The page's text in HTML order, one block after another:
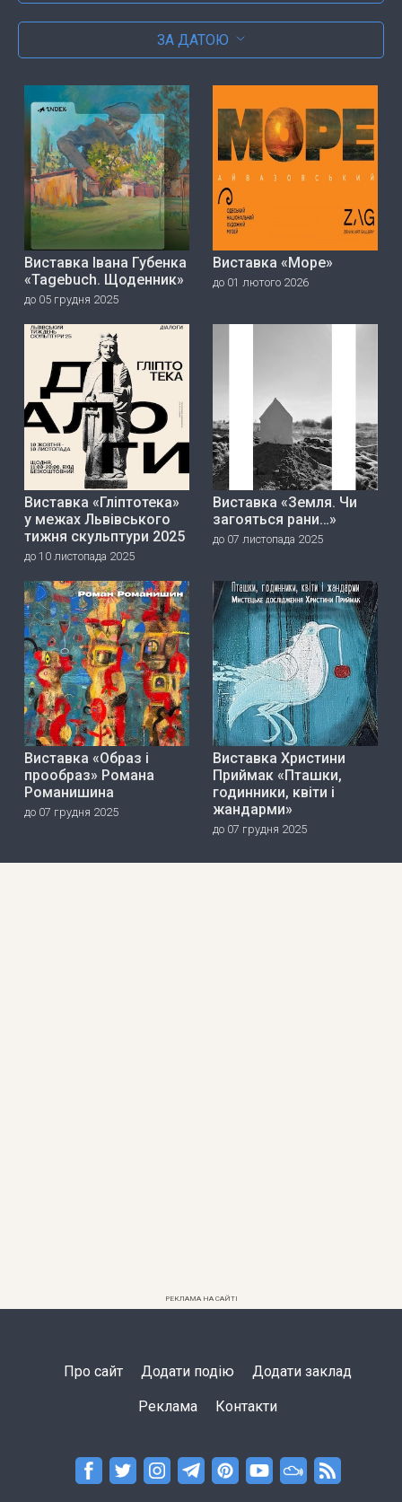
ЗА ДАТОЮ
Виставка Івана Губенка
«Tagebuch. Щоденник»
до 05 грудня 2025
Виставка «Море»
до 01 лютого 2026
Виставка «Гліптотека»
у межах Львівського
тижня скульптури 2025
до 10 листопада 2025
Виставка «Земля. Чи
загояться рани…»
до 07 листопада 2025
Виставка «Образ і
прообраз» Романа
Романишина
до 07 грудня 2025
Виставка Христини
Приймак «Пташки,
годинники, квіти і
жандарми»
до 07 грудня 2025
РЕКЛАМА НА САЙТІ
Про сайт Додати подію Додати заклад
Реклама Контакти